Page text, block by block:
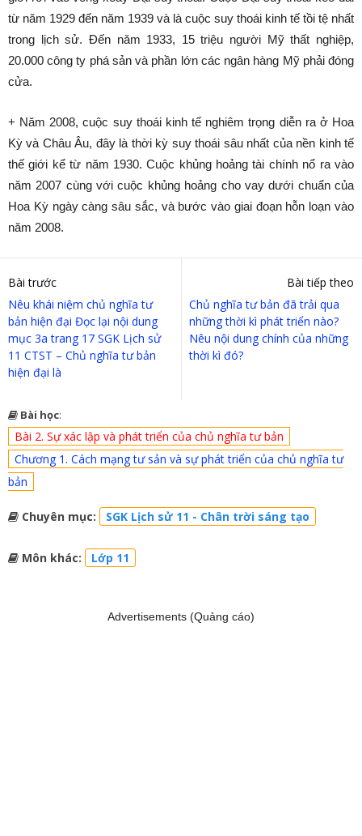
từ năm 1929 đến năm 1939 và là cuộc suy thoái kinh tế tồi tệ nhất
trong lịch sử. Đến năm 1933, 15 triệu người Mỹ thất nghiệp,
20.000 công ty phá sản và phần lớn các ngân hàng Mỹ phải đóng
cửa.
+ Năm 2008, cuộc suy thoái kinh tế nghiêm trọng diễn ra ở Hoa
Kỳ và Châu Âu, đây là thời kỳ suy thoái sâu nhất của nền kinh tế
thế giới kể từ năm 1930. Cuộc khủng hoảng tài chính nổ ra vào
năm 2007 cùng với cuộc khủng hoảng cho vay dưới chuẩn của
Hoa Kỳ ngày càng sâu sắc, và bước vào giai đoạn hỗn loạn vào
năm 2008.
Bài trước
Nêu khái niệm chủ nghĩa tư
bản hiện đại Đọc lại nội dung
mục 3a trang 17 SGK Lịch sử
11 CTST – Chủ nghĩa tư bản
hiện đại là
Bài tiếp theo
Chủ nghĩa tư bản đã trải qua
những thời kì phát triển nào?
Nêu nội dung chính của những
thời kì đó?
Bài học:
Bài 2. Sự xác lập và phát triển của chủ nghĩa tư bản
Chương 1. Cách mạng tư sản và sự phát triển của chủ nghĩa tư
bản
Chuyên mục: SGK Lịch sử 11 - Chân trời sáng tạo
Môn khác: Lớp 11
Advertisements (Quảng cáo)